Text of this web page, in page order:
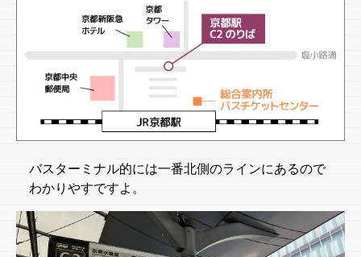
バスターミナル的には一番北側のラインにあるので
わかりやすですよ。